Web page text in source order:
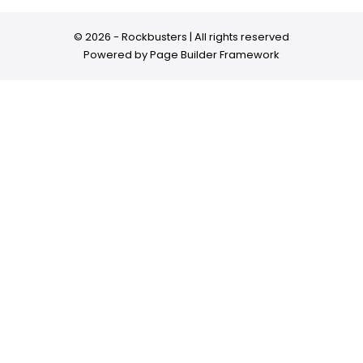
© 2026 - Rockbusters | All rights reserved
Powered byPage Builder Framework